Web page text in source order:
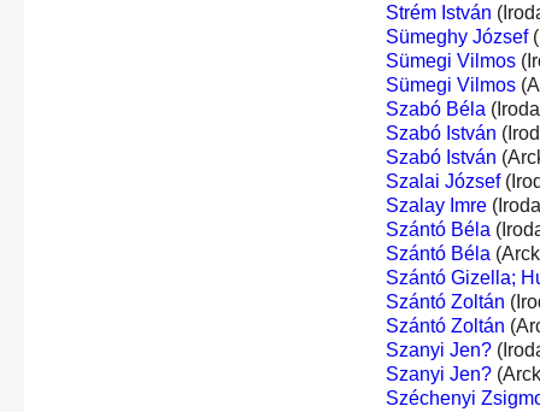
Strém István
Sümeghy József
Sümegi Vilmos
Sümegi Vilmos
Szabó Béla
Szabó István
Szabó István
Szalai József
Szalay Imre
Szántó Béla
Szántó Béla
Szántó Gizella;
Szántó Zoltán
Szántó Zoltán
Szanyi Jen?
Szanyi Jen?
Széchenyi